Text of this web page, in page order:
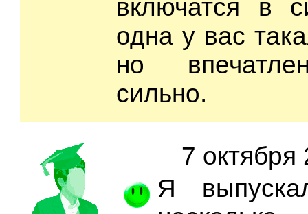
включатся в
одна у вас
но
сильно.
7 октября
Я